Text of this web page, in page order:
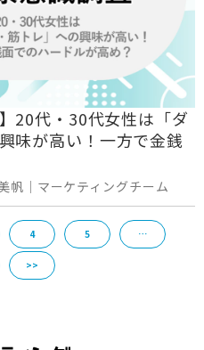
20代・30代女性は「ダ
味が高い！一方で金銭
帆｜マーケティングチーム
4 5 …
>>